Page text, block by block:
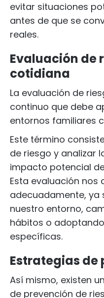
evitar situaciones
antes de que se
reales.
Evaluación de
cotidiana
La evaluación de
continuo que debe
entornos familiares
Este término
de riesgo y analizar
impacto potencial
Esta evaluación nos
adecuadamente, ya
nuestro entorno,
hábitos o
específicas.
Estrategias de
Así mismo, existen
de prevención de